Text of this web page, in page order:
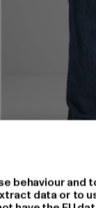
behaviour and
data or to